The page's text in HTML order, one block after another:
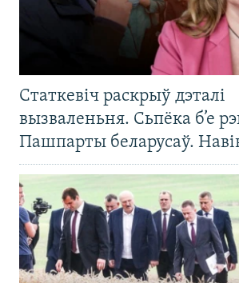
Статкевіч раскрыў дэталі
вызваленьня. Сьпёка б’е
Пашпарты беларусаў.